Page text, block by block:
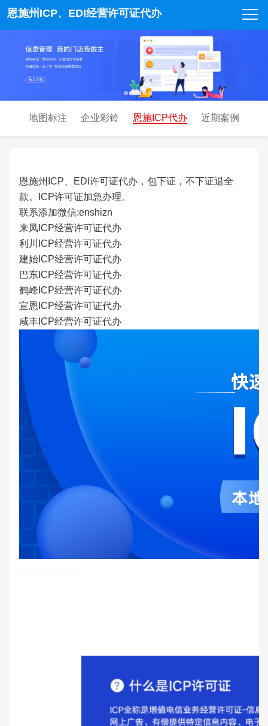
恩施州ICP、EDI经营许可证代办
地图标注 企业彩铃 恩施ICP代办 近期案例
恩施州ICP、EDI许可证代办，包下证，不下证退全
款。
ICP许可证加急办理。
联系添加微信:enshizn
来凤ICP经营许可证代办
利川ICP经营许可证代办
建始ICP经营许可证代办
巴东ICP经营许可证代办
鹤峰 ICP经营许可证代办
宣恩 ICP经营许可证代办
咸丰ICP经营许可证代办